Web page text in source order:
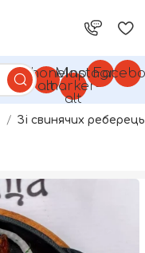
Phone-
alt
Map-
marker-
alt
Instagram
Зі свинячих реберець